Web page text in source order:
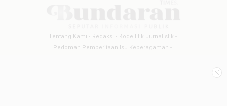
Tentang Kami Redaksi
Kode Etik Jurnalistik
Pedoman Pemberitaan Isu Keberagaman